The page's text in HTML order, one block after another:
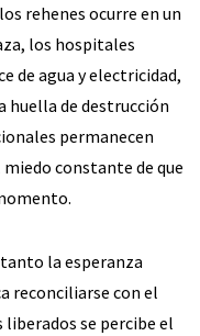
rehenes ocurre en un
los hospitales
de agua y electricidad,
huella de destrucción
permanecen
constante de que
la esperanza
reconciliarse con el
se percibe el